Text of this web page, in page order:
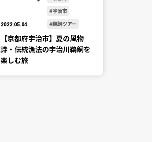
2022.05.04
宇治市
鵜飼ツアー
【京都府宇治市】夏の風物
詩・伝統漁法の宇治川鵜飼を
楽しむ旅